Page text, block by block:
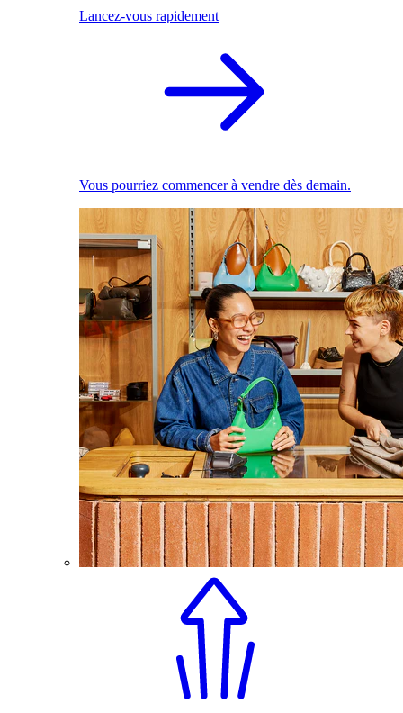
Lancez-vous rapidement
Vous pourriez commencer à vendre dès demain.